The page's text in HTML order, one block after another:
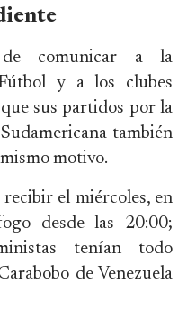
de comunicar a la
y a los clubes
sus partidos por la
también
motivo.
el miércoles, en
desde las 20:00;
tenían todo
de Venezuela